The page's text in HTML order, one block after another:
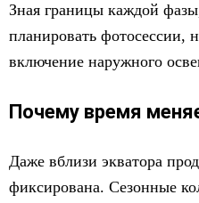
Зная границы каждой
планировать фотосессии,
включение наружного
Почему время
Даже вблизи экватора
фиксирована. Сезонные